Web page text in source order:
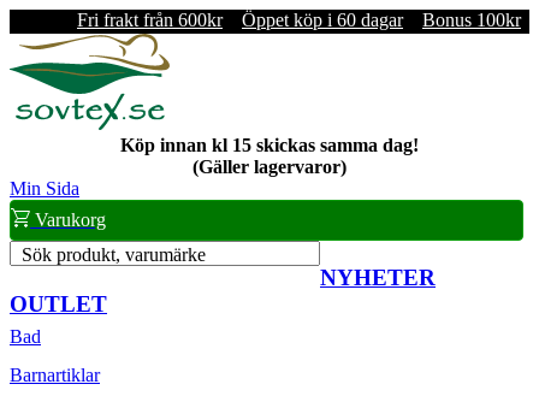
Fri frakt från 600kr Öppet köp i 60 dagar Bonus 100kr
Köp innan kl 15 skickas samma dag!
(Gäller lagervaror)
Min Sida
Varukorg
Sök produkt, varumärke
NYHETER
OUTLET
Bad
Barnartiklar